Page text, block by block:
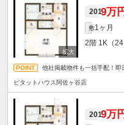
2019万
敷1ヶ月
2階 1K（
他社掲載物件も一括手配！即
ピタットハウス阿佐ヶ谷店
2019万